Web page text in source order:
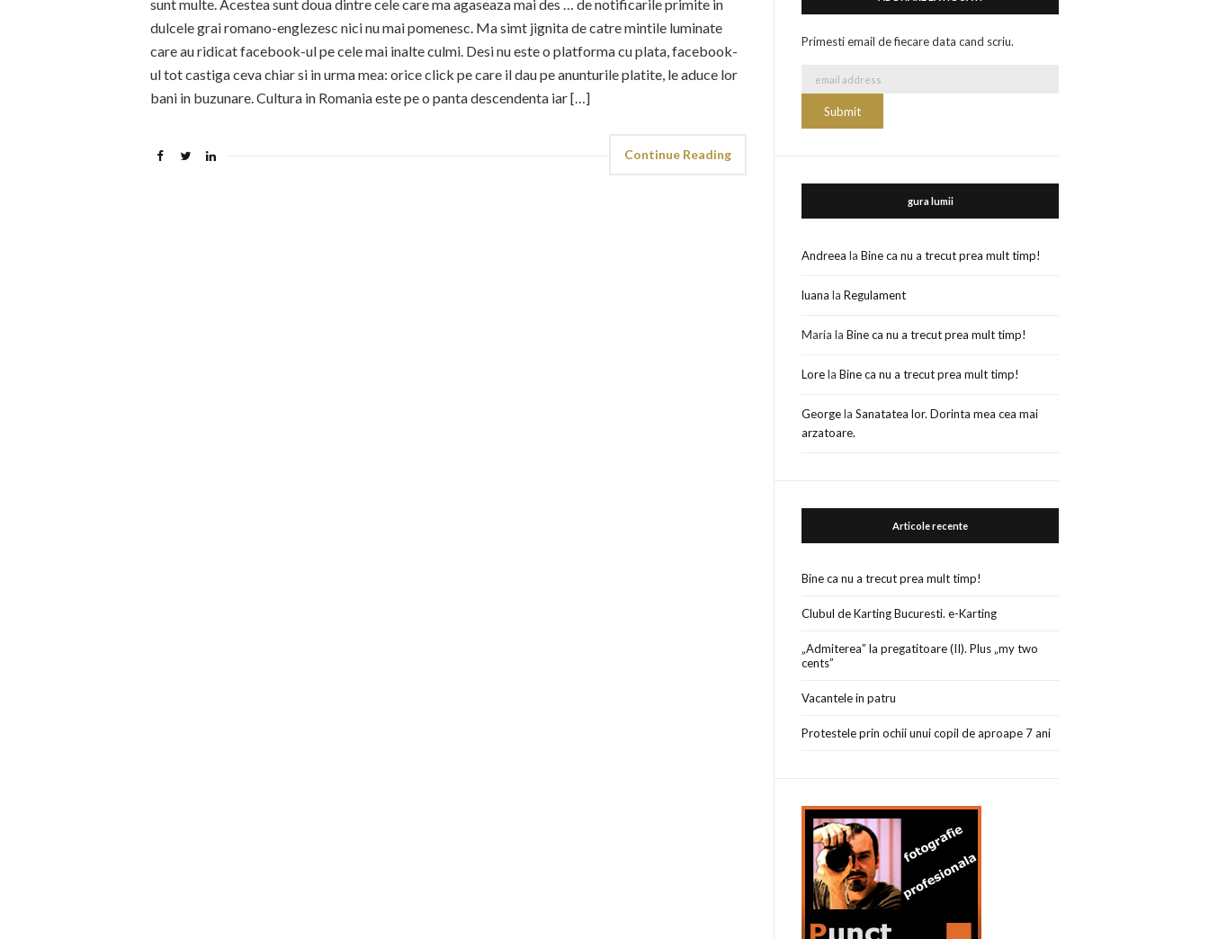
sunt multe. Acestea sunt doua dintre cele care ma agaseaza mai des … de notificarile primite in
dulcele grai romano-englezesc nici nu mai pomenesc. Ma simt jignita de catre mintile luminate
care au ridicat facebook-ul pe cele mai inalte culmi. Desi nu este o platforma cu plata, facebook-
ul tot castiga ceva chiar si in urma mea: orice click pe care il dau pe anunturile platite, le aduce lor
bani in buzunare. Cultura in Romania este pe o panta descendenta iar […]
Continue Reading
Primesti email de fiecare data cand scriu.
gura lumii
Andreea laBine ca nu a trecut prea mult timp!
luana laRegulament
Maria laBine ca nu a trecut prea mult timp!
LorelaBine ca nu a trecut prea mult timp!
GeorgelaSanatatea lor. Dorinta mea cea mai
arzatoare.
Articole recente
Bine ca nu a trecut prea mult timp!
Clubul de Karting Bucuresti. e-Karting
„Admiterea” la pregatitoare (II). Plus „my two
cents”
Vacantele in patru
Protestele prin ochii unui copil de aproape 7 ani